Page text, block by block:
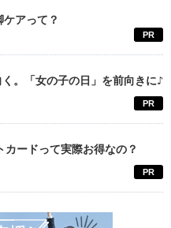
ケアって？
PR
。「女の子の日」を前向きに♪
PR
ードって実際お得なの？
PR